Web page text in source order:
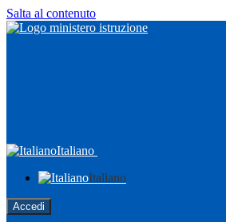
Salta al contenuto
Italiano
Italiano
Accedi